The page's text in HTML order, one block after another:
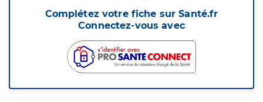
Complétez votre fiche sur Santé.fr
Connectez-vous avec